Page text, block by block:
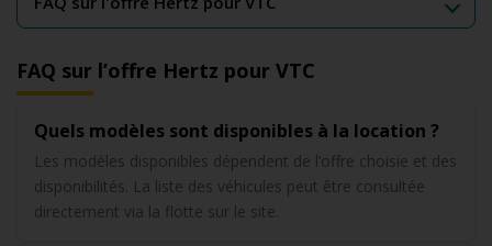
FAQ sur l’offre Hertz pour VTC
Quels modèles sont disponibles à la location ?
Les modèles disponibles dépendent de l’offre choisie et des
disponibilités. La liste des véhicules peut être consultée
directement via la flotte sur le site.